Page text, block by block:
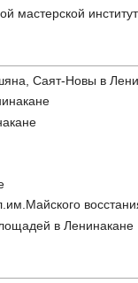
мастерской
Саят-Новы в
в Ленинакане